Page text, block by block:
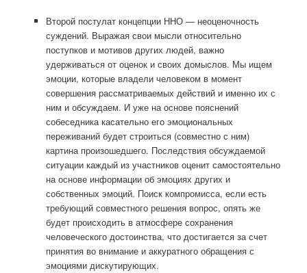
Второй постулат концепции ННО — неоценочность
суждений. Выражая свои мысли относительно
поступков и мотивов других людей, важно
удерживаться от оценок и своих домыслов. Мы ищем
эмоции, которые владели человеком в момент
совершения рассматриваемых действий и именно их с
ним и обсуждаем. И уже на основе пояснений
собеседника касательно его эмоциональных
переживаний будет строиться (совместно с ним)
картина произошедшего. Последствия обсуждаемой
ситуации каждый из участников оценит самостоятельно
на основе информации об эмоциях других и
собственных эмоций. Поиск компромисса, если есть
требующий совместного решения вопрос, опять же
будет происходить в атмосфере сохранения
человеческого достоинства, что достигается за счет
принятия во внимание и аккуратного обращения с
эмоциями дискутирующих.